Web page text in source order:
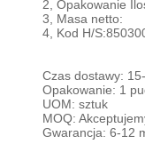
2, Opakowanie
3, Masa netto:
4, Kod H/S:
Czas dostawy:
Opakowanie: 1
UOM: sztuk
MOQ:
Gwarancja: 6-12